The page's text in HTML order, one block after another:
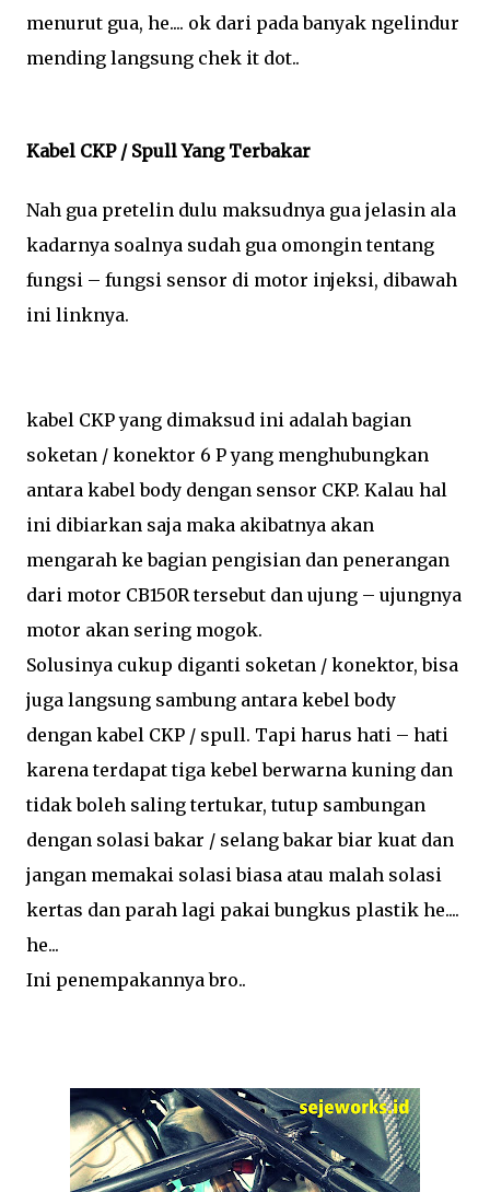
menurut gua, he.... ok dari pada banyak ngelindur
mending langsung chek it dot..
Kabel CKP / Spull Yang Terbakar
Nah gua pretelin dulu maksudnya gua jelasin ala
kadarnya soalnya sudah gua omongin tentang
fungsi – fungsi sensor di motor injeksi, dibawah
ini linknya.
kabel CKP yang dimaksud ini adalah bagian
soketan / konektor 6 P yang menghubungkan
antara kabel body dengan sensor CKP. Kalau hal
ini dibiarkan saja maka akibatnya akan
mengarah ke bagian pengisian dan penerangan
dari motor CB150R tersebut dan ujung – ujungnya
motor akan sering mogok.
Solusinya cukup diganti soketan / konektor, bisa
juga langsung sambung antara kebel body
dengan kabel CKP / spull. Tapi harus hati – hati
karena terdapat tiga kebel berwarna kuning dan
tidak boleh saling tertukar, tutup sambungan
dengan solasi bakar / selang bakar biar kuat dan
jangan memakai solasi biasa atau malah solasi
kertas dan parah lagi pakai bungkus plastik he....
he...
Ini penempakannya bro..